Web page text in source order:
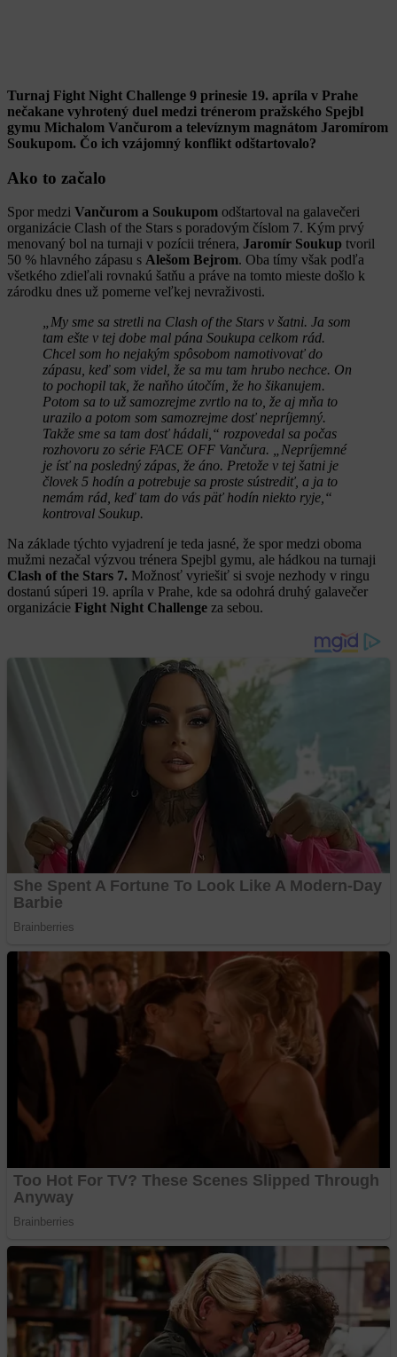
Turnaj Fight Night Challenge 9 prinesie 19. apríla v Prahe
nečakane vyhrotený duel medzi trénerom pražského Spejbl
gymu Michalom Vančurom a televíznym magnátom Jaromírom
Soukupom. Čo ich vzájomný konflikt odštartovalo?
Ako to začalo
Spor medzi Vančurom a Soukupom odštartoval na galavečeri
organizácie Clash of the Stars s poradovým číslom 7. Kým prvý
menovaný bol na turnaji v pozícii trénera, Jaromír Soukup tvoril
50 % hlavného zápasu s Alešom Bejrom. Oba tímy však podľa
všetkého zdieľali rovnakú šatňu a práve na tomto mieste došlo k
zárodku dnes už pomerne veľkej nevraživosti.
„My sme sa stretli na Clash of the Stars v šatni. Ja som
tam ešte v tej dobe mal pána Soukupa celkom rád.
Chcel som ho nejakým spôsobom namotivovať do
zápasu, keď som videl, že sa mu tam hrubo nechce. On
to pochopil tak, že naňho útočím, že ho šikanujem.
Potom sa to už samozrejme zvrtlo na to, že aj mňa to
urazilo a potom som samozrejme dosť nepríjemný.
Takže sme sa tam dosť hádali,“ rozpovedal sa počas
rozhovoru zo série FACE OFF Vančura. „Nepríjemné
je ísť na posledný zápas, že áno. Pretože v tej šatni je
človek 5 hodín a potrebuje sa proste sústrediť, a ja to
nemám rád, keď tam do vás päť hodín niekto ryje,“
kontroval Soukup.
Na základe týchto vyjadrení je teda jasné, že spor medzi oboma
mužmi nezačal výzvou trénera Spejbl gymu, ale hádkou na turnaji
Clash of the Stars 7. Možnosť vyriešiť si svoje nezhody v ringu
dostanú súperi 19. apríla v Prahe, kde sa odohrá druhý galavečer
organizácie Fight Night Challenge za sebou.